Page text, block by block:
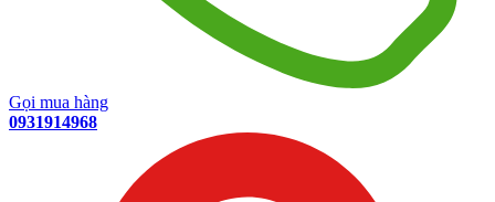
Gọi mua hàng
0931914968